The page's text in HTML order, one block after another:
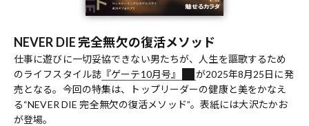
NEVER DIE 完全無欠の復活メソッド
仕事に遊びに一切妥協できない男たちが、人生を謳歌するため
のライフスタイル誌 『ゲーテ10月号』
が2025年8月25日に発
売となる。今回の特集は、トップリーダーの健康と美をかなえ
る“NEVER DIE 完全無欠の復活メソッド”。表紙には大沢たかお
が登場。